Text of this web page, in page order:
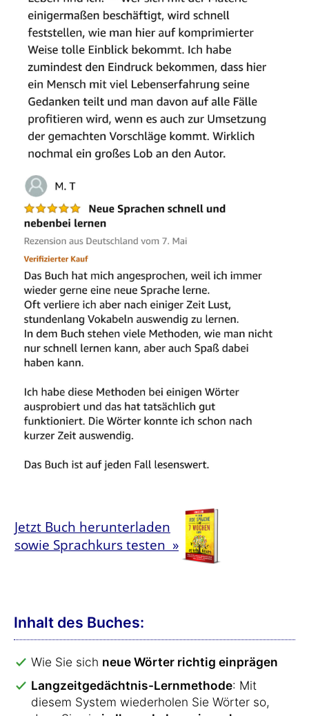
Jetzt Buch herunterladen
sowie Sprachkurs testen »
Inhalt des Buches:
Wie Sie sich neue Wörter richtig einprägen
Langzeitgedächtnis-Lernmethode: Mit
diesem System wiederholen Sie Wörter so,